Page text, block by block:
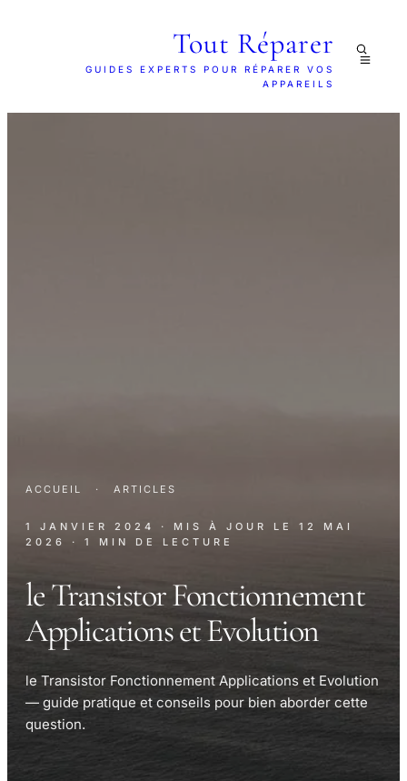
Tout Réparer
GUIDES EXPERTS POUR RÉPARER VOS
APPAREILS
ACCUEIL · ARTICLES
1 JANVIER 2024 · MIS À JOUR LE 12 MAI
2026
· 1 MIN DE LECTURE
le Transistor Fonctionnement
Applications et Evolution
le Transistor Fonctionnement Applications et Evolution
— guide pratique et conseils pour bien aborder cette
question.